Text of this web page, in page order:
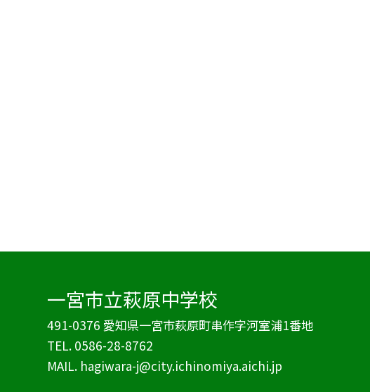
一宮市立萩原中学校
491-0376 愛知県一宮市萩原町串作字河室浦1番地
TEL. 0586-28-8762
MAIL. hagiwara-j@city.ichinomiya.aichi.jp